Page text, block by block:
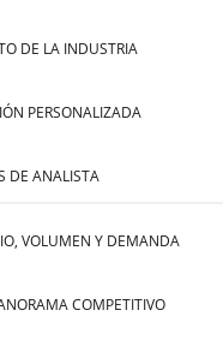
DE LA INDUSTRIA
PERSONALIZADA
DE ANALISTA
VOLUMEN Y DEMANDA
COMPETITIVO